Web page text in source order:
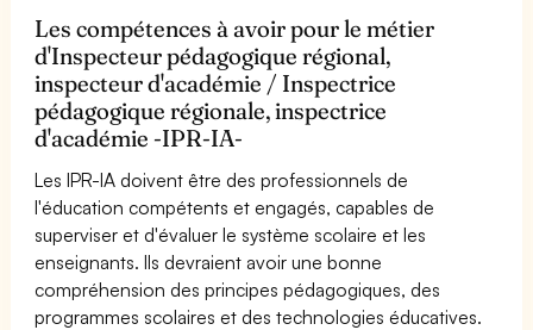
Les compétences à avoir pour le métier
d'Inspecteur pédagogique régional,
inspecteur d'académie / Inspectrice
pédagogique régionale, inspectrice
d'académie -IPR-IA-
Les IPR-IA doivent être des professionnels de
l'éducation compétents et engagés, capables de
superviser et d'évaluer le système scolaire et les
enseignants. Ils devraient avoir une bonne
compréhension des principes pédagogiques, des
programmes scolaires et des technologies éducatives.